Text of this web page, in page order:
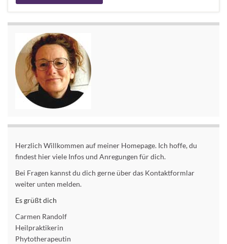
Alternative:
Herzlich Willkommen auf meiner Homepage. Ich hoffe, du
findest hier viele Infos und Anregungen für dich.
Bei Fragen kannst du dich gerne über das Kontaktformlar
weiter unten melden.
Es grüßt dich
Carmen Randolf
Heilpraktikerin
Phytotherapeutin